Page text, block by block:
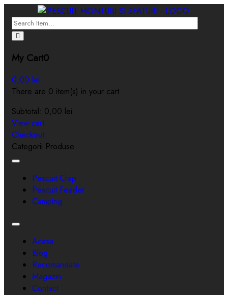
My Cart0
0,00 lei
There are 0 item(s) in your cart
Subtotal: 0,00 lei
View cart
Checkout
Categorii Produse
Toggle
navigationPescuit Crap
Pescuit Feeder
Camping
Toggle
navigation
Acasa
Blog
Recomandate
Magazin
Contact